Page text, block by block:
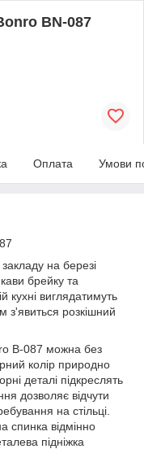
BN-087
Оплата Умови
на березі
брейку та
кухні виглядатимуть
з'явиться розкішний
B-087 можна без
колір природно
деталі підкреслять
дозволяє відчути
на стільці.
спинка відмінно
підніжка